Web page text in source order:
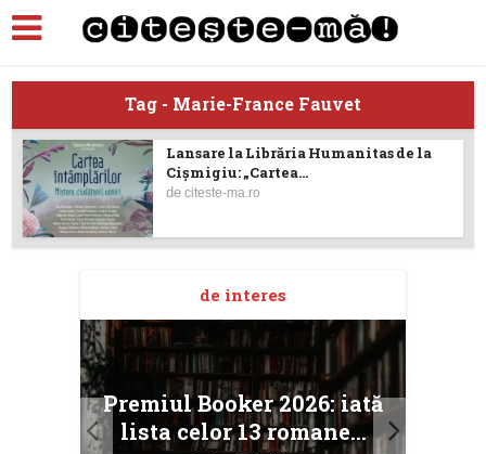
Tag - Marie-France Fauvet
Lansare la Librăria Humanitas de la
Cișmigiu: „Cartea...
deciteste-ma.ro
de interes
Premiul Booker 2026: iată
lista celor 13 romane...